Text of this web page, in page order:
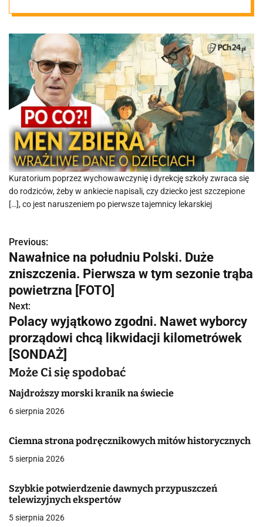
dzieciach
Kuratorium poprzez wychowawczynię i dyrekcję szkoły zwraca się
do rodziców, żeby w ankiecie napisali, czy dziecko jest szczepione
[…], co jest naruszeniem po pierwsze tajemnicy lekarskiej
N
a
w
i
g
a
c
j
w
i
s
Previous:
Nawałnice na południu Polski. Duże
zniszczenia. Pierwsza w tym sezonie trąba
powietrzna [FOTO]
Next:
Polacy wyjątkowo zgodni. Nawet wyborcy
prorządowi chcą likwidacji kilometrówek
[SONDAŻ]
Może Ci się spodobać
Najdroższy morski kranik na świecie
6 sierpnia 2026
Ciemna strona podręcznikowych mitów historycznych
5 sierpnia 2026
Szybkie potwierdzenie dawnych przypuszczeń
telewizyjnych ekspertów
5 sierpnia 2026